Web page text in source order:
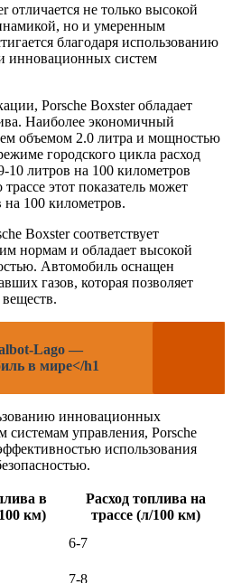
отличается не только высокой
но и умеренным
благодаря использованию
инновационных систем
Porsche Boxster обладает
Наиболее экономичный
объемом 2.0 литра и мощностью
городского цикла расход
10 литров на 100 километров
этот показатель может
на 100 километров.
Boxster соответствует
нормам и обладает высокой
Автомобиль оснащен
газов, которая позволяет
Lago —
в мире</h1
инновационных
управления, Porsche
использования
в
км)
Расход топлива на
трассе (л/100 км)
6-7
7-8